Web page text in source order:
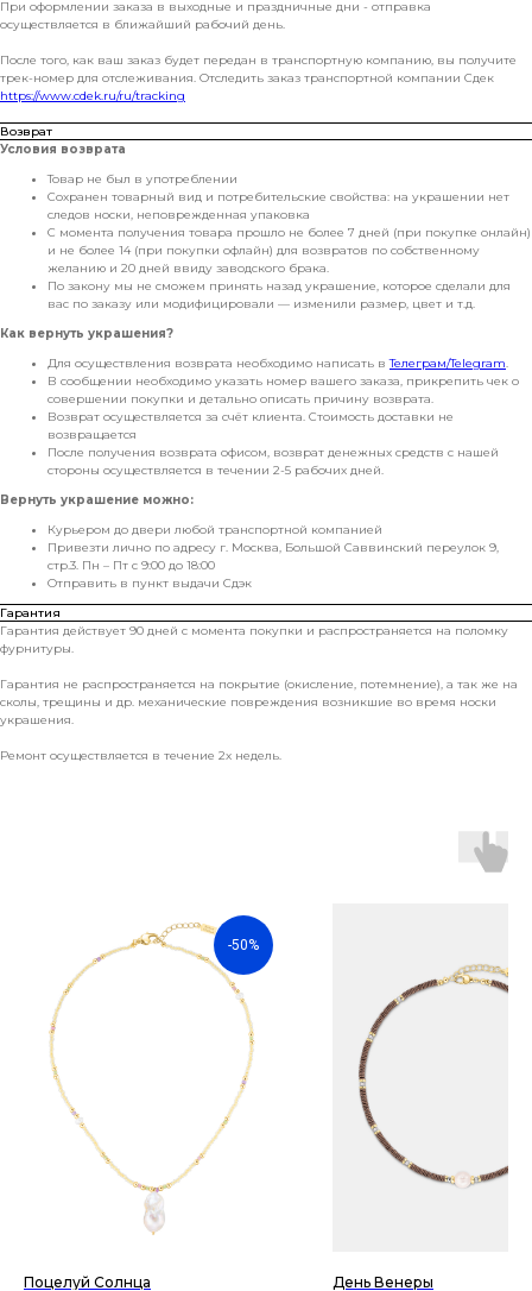
При оформлении заказа в выходные и праздничные дни - отправка
осуществляется в ближайший рабочий день.
После того, как ваш заказ будет передан в транспортную компанию, вы получите
трек-номер для отслеживания. Отследить заказ транспортной компании Сдек
https://www.cdek.ru/ru/tracking
Возврат
Условия возврата
Товар не был в употреблении
Сохранен товарный вид и потребительские свойства: на украшении нет
следов носки, неповрежденная упаковка
С момента получения товара прошло не более 7 дней (при покупке онлайн)
и не более 14 (при покупки офлайн) для возвратов по собственному
желанию и 20 дней ввиду заводского брака.
По закону мы не сможем принять назад украшение, которое сделали для
вас по заказу или модифицировали — изменили размер, цвет и т.д.
Как вернуть украшения?
Для осуществления возврата необходимо написать вТелеграм/Telegram.
В сообщении необходимо указать номер вашего заказа, прикрепить чек о
совершении покупки и детально описать причину возврата.
Возврат осуществляется за счёт клиента. Стоимость доставки не
возвращается
После получения возврата офисом, возврат денежных средств с нашей
стороны осуществляется в течении 2-5 рабочих дней.
Вернуть украшение можно:
Курьером до двери любой транспортной компанией
Привезти лично по адресу г. Москва, Большой Саввинский переулок 9,
стр.3. Пн – Пт с 9:00 до 18:00
Отправить в пункт выдачи Сдэк
Гарантия
Гарантия действует 90 дней с момента покупки и распространяется на поломку
фурнитуры.
Гарантия не распространяется на покрытие (окисление, потемнение), а так же на
сколы, трещины и др. механические повреждения возникшие во время носки
украшения.
Ремонт осуществляется в течение 2х недель.
-50%
Поцелуй Солнца День Венеры